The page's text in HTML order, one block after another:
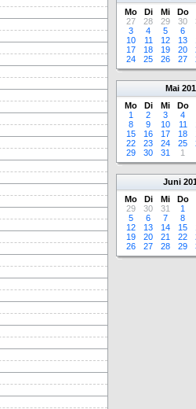
Mo
Di Mi Do
27
28 29 30
3
4 5 6
10
11 12 13
17
18 19 20
24
25 26 27
Mai
Mo
Di Mi Do
1
2 3 4
8
9 10 11
15
16 17 18
22
23 24 25
29
30 31 1
Juni
Mo
Di Mi Do
29
30 31 1
5
6 7 8
12
13 14 15
19
20 21 22
26
27 28 29